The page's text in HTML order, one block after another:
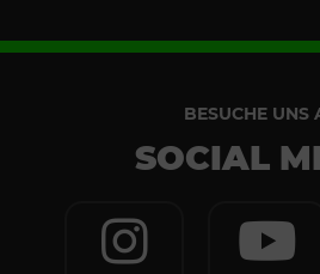
BESUCHE UNS
SOCIAL